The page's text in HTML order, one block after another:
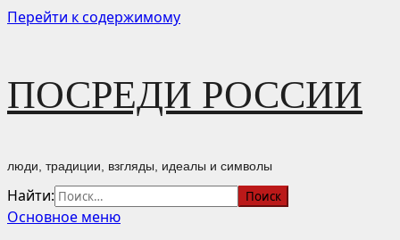
Перейти к содержимому
ПОСРЕДИ РОССИИ
люди, традиции, взгляды, идеалы и символы
Найти:
Основное меню